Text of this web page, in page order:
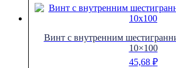
Винт с внутренним
10×100
45,68 ₽